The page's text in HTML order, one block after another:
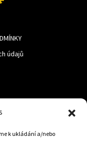
k ukládání a/nebo
údajů